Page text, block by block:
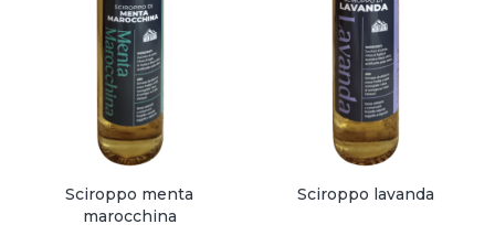
Sciroppo menta
marocchina
Sciroppo lavanda